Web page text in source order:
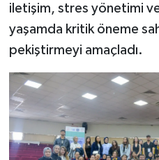
iletişim, stres yönetimi
yaşamda kritik öneme
pekiştirmeyi amaçladı.